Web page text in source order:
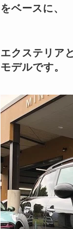
をベースに、
エクステリア
モデルです。